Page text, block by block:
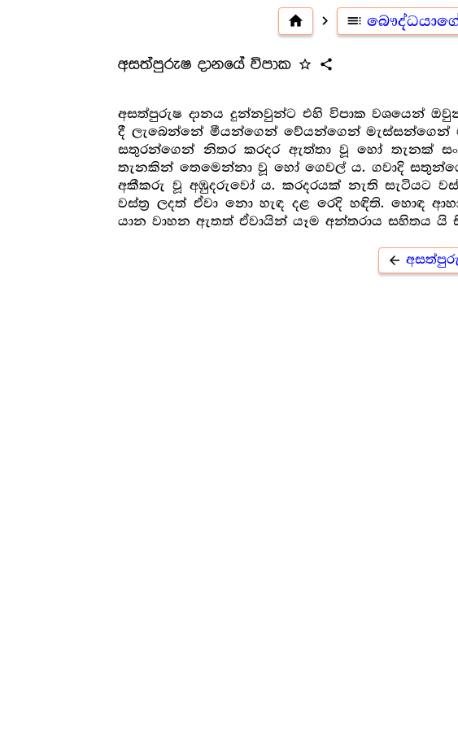
home navigate_next toc
අසත්පුරුෂ දානයේ විපාක star_outline share
අසත්පුරුෂ දානය දුන්නවුන්ට එහි විපාක වශයෙන්
දී ලැබෙන්නේ මීයන්ගෙන් වේයන්ගෙන්
සතුරන්ගෙන් නිතර කරදර ඇත්තා වූ හෝ තැනක්
තැනකින් තෙමෙන්නා වූ හෝ ගෙවල් ය. ගවාදි
අකීකරු වූ අඹුදරුවෝ ය. කරදරයක් නැති සැටියට
වස්ත්‍ර‍ ලදත් ඒවා නො හැඳ දළ රෙදි හඳිති. හොඳ
යාන වාහන ඇතත් ඒවායින් යෑම අන්තරාය සහිතය යි
arrow_back